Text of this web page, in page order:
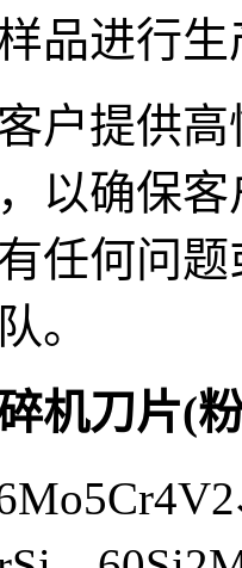
品进行生
户提供
以确保
任何问
。
机刀片(